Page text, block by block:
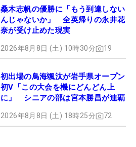
桑木志帆の優勝に「もう到達しない
んじゃないか」 全英帰りの永井花
奈が受け止めた現実
2026年8月8日 (土) 10時30分 19
初出場の鳥海颯汰が岩手県オープン
初V「この大会を機にどんどん上
に」 シニアの部は宮本勝昌が連覇
2026年8月8日 (土) 18時25分 72